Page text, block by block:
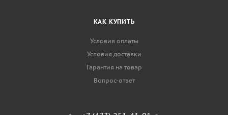
КАК КУПИТЬ
Условия оплаты
Условия доставки
Гарантия на товар
Вопрос-ответ